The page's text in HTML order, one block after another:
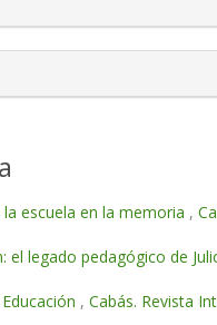
escuela en la memoria ,
el legado pedagógico de
, Cabás. Revista